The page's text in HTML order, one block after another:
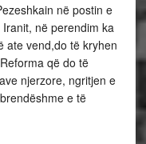
në postin e
në perendim ka
ate vend,do të kryhen
që do të
njerzore, ngritjen e
e të